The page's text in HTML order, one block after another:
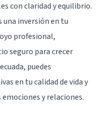
con claridad y equilibrio.
inversión en tu
profesional,
seguro para crecer
puedes
en tu calidad de vida y
y relaciones.